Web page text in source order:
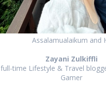
Assalamualaikum and
Zayani Zulkiffli
full-time Lifestyle & Travel
Gamer